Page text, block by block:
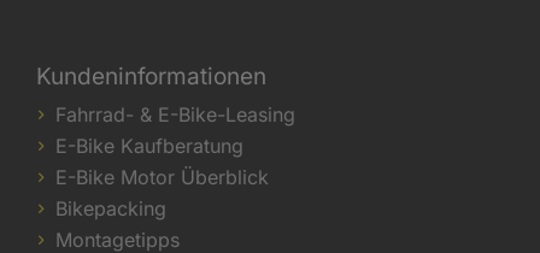
Kundeninformationen
Fahrrad- & E-Bike-Leasing
E-Bike Kaufberatung
E-Bike Motor Überblick
Bikepacking
Montagetipps